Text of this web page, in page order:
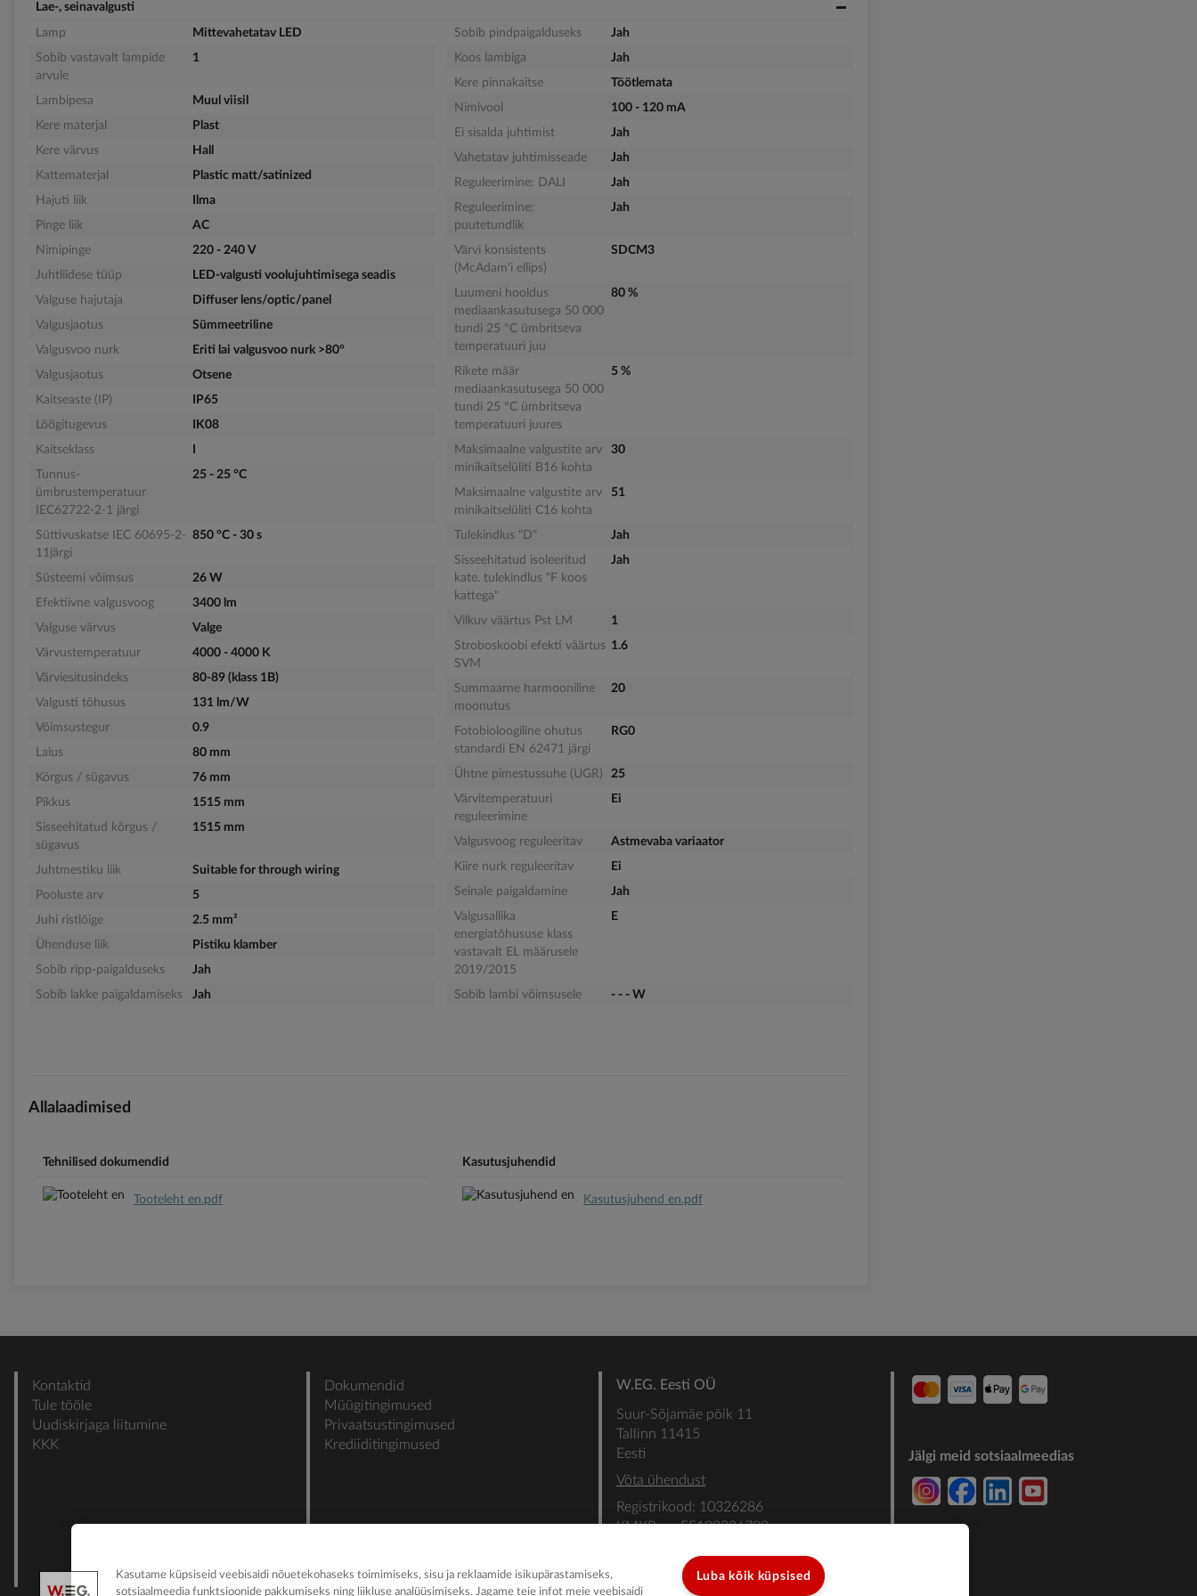
Lae-, seinavalgusti
Lamp
Mittevahetatav LED
Sobib vastavalt lampide
arvule
1
Lambipesa
Muul viisil
Kere materjal
Plast
Kere värvus
Hall
Kattematerjal
Plastic matt/satinized
Hajuti liik
Ilma
Pinge liik
AC
Nimipinge
220 - 240 V
Juhtliidese tüüp
LED-valgusti voolujuhtimisega seadis
Valguse hajutaja
Diffuser lens/optic/panel
Valgusjaotus
Sümmeetriline
Valgusvoo nurk
Eriti lai valgusvoo nurk >80°
Valgusjaotus
Otsene
Kaitseaste (IP)
IP65
Löögitugevus
IK08
Kaitseklass
Tunnus-
ümbrustemperatuur
IEC62722-2-1 järgi
25 - 25 °C
Süttivuskatse IEC 60695-2-
11järgi
850 °C - 30 s
Süsteemi võimsus
26 W
Efektiivne valgusvoog
3400 lm
Valguse värvus
Valge
Värvustemperatuur
4000 - 4000 K
Värviesitusindeks
80-89 (klass 1B)
Valgusti tõhusus
131 lm/W
Võimsustegur
0.9
Laius
80 mm
Kõrgus / sügavus
76 mm
Pikkus
1515 mm
Sisseehitatud kõrgus /
sügavus
1515 mm
Juhtmestiku liik
Suitable for through wiring
Pooluste arv
5
Juhi ristlõige
2.5 mm²
Ühenduse liik
Pistiku klamber
Sobib ripp-paigalduseks
Jah
Sobib lakke paigaldamiseks
Jah
Sobib pindpaigalduseks
Jah
Koos lambiga
Jah
Kere pinnakaitse
Töötlemata
Nimivool
100 - 120 mA
Ei sisalda juhtimist
Jah
Vahetatav juhtimisseade
Jah
Reguleerimine: DALI
Jah
Reguleerimine:
puutetundlik
Jah
Värvi konsistents
(McAdam'i ellips)
SDCM3
Luumeni hooldus
mediaankasutusega 50 000
tundi 25 °C ümbritseva
temperatuuri juu
80 %
Rikete määr
mediaankasutusega 50 000
tundi 25 °C ümbritseva
temperatuuri juures
5 %
Maksimaalne valgustite arv
minikaitselüliti B16 kohta
30
Maksimaalne valgustite arv
minikaitselüliti C16 kohta
51
Tulekindlus "D"
Jah
Sisseehitatud isoleeritud
kate. tulekindlus "F koos
kattega"
Jah
Vilkuv väärtus Pst LM
1
Stroboskoobi efekti väärtus
SVM
1.6
Summaarne harmooniline
moonutus
20
Fotobioloogiline ohutus
standardi EN 62471 järgi
RG0
Ühtne pimestussuhe (UGR)
25
Värvitemperatuuri
reguleerimine
Ei
Valgusvoog reguleeritav
Astmevaba variaator
Kiire nurk reguleeritav
Ei
Seinale paigaldamine
Jah
Valgusallika
energiatõhususe klass
vastavalt EL määrusele
2019/2015
E
Sobib lambi võimsusele - - - W
Allalaadimised
Tehnilised dokumendid
Tooteleht en.pdf
Kasutusjuhendid
Kasutusjuhend en.pdf
Kontaktid
Tule tööle
Uudiskirjaga liitumine
KKK
Dokumendid
Müügitingimused
Privaatsustingimused
Krediiditingimused
W.EG. Eesti OÜ
Suur-Sõjamäe põik 11
Tallinn 11415
Eesti
Võta ühendust
Registrikood: 10326286
KMKR nr: EE100336700
SWIFT: EEUHEE2X
Jälgi meid sotsiaalmeedias
Kasutame küpsiseid veebisaidi nõuetekohaseks toimimiseks, sisu ja reklaamide isikupärastamiseks,
sotsiaalmeedia funktsioonide pakkumiseks ning liikluse analüüsimiseks. Jagame teie infot meie veebisaidi
Luba kõik küpsised